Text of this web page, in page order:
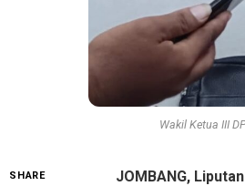
Wakil Ketua III
SHARE JOMBANG,